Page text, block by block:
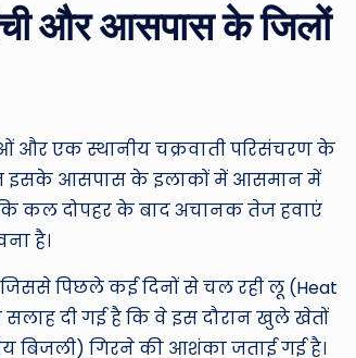
e
o
rl
d
और आसपास के जिलों
और एक स्थानीय चक्रवाती परिसंचरण के
इसके आसपास के इलाकों में आसमान में
कि कल दोपहर के बाद अचानक तेज हवाएं
है।
पिछले कई दिनों से चल रही लू (Heat
सलाह दी गई है कि वे इस दौरान खुले खेतों
बिजली) गिरने की आशंका जताई गई है।